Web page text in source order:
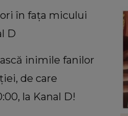
în fața micului
D
inimile fanilor
de care
la Kanal D!